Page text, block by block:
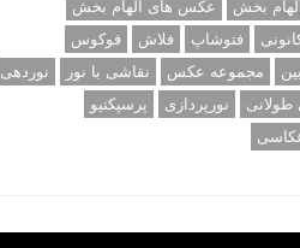
بخش
عکس های الهام بخش
فتوشاپ فلاش
فوکوس
مجموعه عکس نقاشی با نور
نوردهی
طولانی
نورپردازی
پرسپکتیو